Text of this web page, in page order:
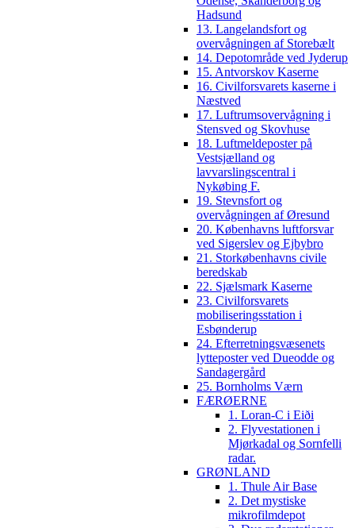
Hadsund
13. Langelandsfort og
overvågningen af Storebælt
14. Depotområde ved Jyderup
15. Antvorskov Kaserne
16. Civilforsvarets kaserne i
Næstved
17. Luftrumsovervågning i
Stensved og Skovhuse
18. Luftmeldeposter på
Vestsjælland og
lavvarslingscentral i
Nykøbing F.
19. Stevnsfort og
overvågningen af Øresund
20. Københavns luftforsvar
ved Sigerslev og Ejbybro
21. Storkøbenhavns civile
beredskab
22. Sjælsmark Kaserne
23. Civilforsvarets
mobiliseringsstation i
Esbønderup
24. Efterretningsvæsenets
lytteposter ved Dueodde og
Sandagergård
25. Bornholms Værn
FÆRØERNE
1. Loran-C i Eiði
2. Flyvestationen i
Mjørkadal og Sornfelli
radar.
GRØNLAND
1. Thule Air Base
2. Det mystiske
mikrofilmdepot